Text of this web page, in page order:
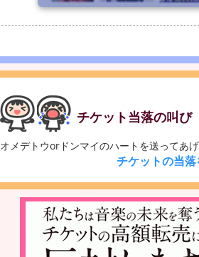
チケット当落の叫び
オメデトウorドンマイのハートを送ってあ
チケットの当